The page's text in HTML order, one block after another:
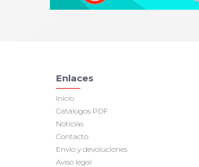
Enlaces
Inicio
Catálogos PDF
Noticias
Contacto
Envío y devoluciones
Aviso legal